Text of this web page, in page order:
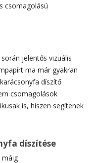
csomagolású
jelentős vizuális
ma már gyakran
díszítő
csomagolások
is, hiszen segítenek
díszítése
máig